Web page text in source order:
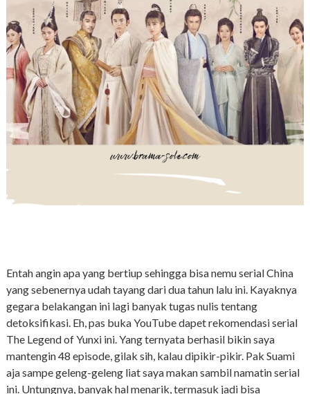
Entah angin apa yang bertiup sehingga bisa nemu serial China
yang sebenernya udah tayang dari dua tahun lalu ini. Kayaknya
gegara belakangan ini lagi banyak tugas nulis tentang
detoksifikasi. Eh, pas buka YouTube dapet rekomendasi serial
The Legend of Yunxi ini. Yang ternyata berhasil bikin saya
mantengin 48 episode, gilak sih, kalau dipikir-pikir. Pak Suami
aja sampe geleng-geleng liat saya makan sambil namatin serial
ini. Untungnya, banyak hal menarik, termasuk jadi bisa